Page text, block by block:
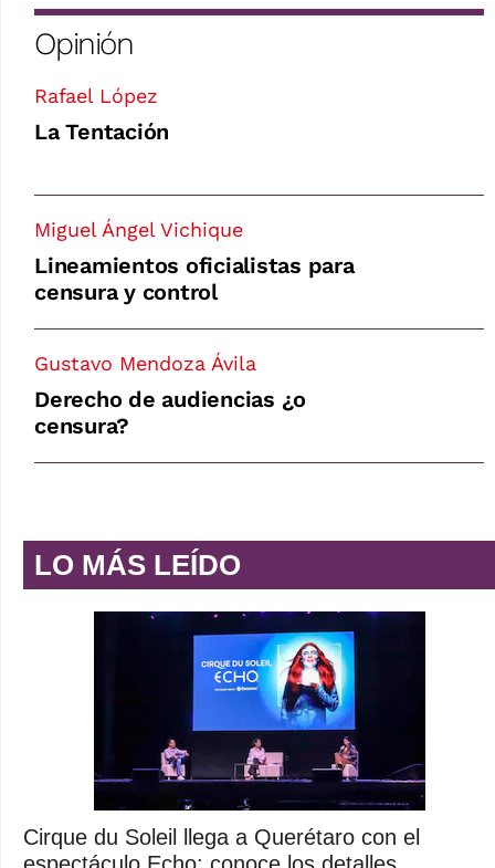
Opinión
Rafael López
La Tentación
Miguel Ángel Vichique
Lineamientos oficialistas para
censura y control
Gustavo Mendoza Ávila
Derecho de audiencias ¿o
censura?
LO MÁS LEÍDO
Cirque du Soleil llega a Querétaro con el